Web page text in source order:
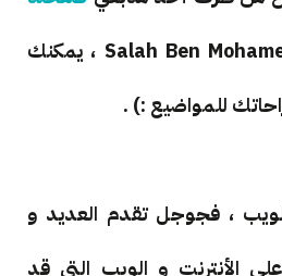
Salah Ben Mohamed ، يمكنك
للمواضيع :) .
، فجوجل تقدم العديد و
الأنترنت و الويب التي قد